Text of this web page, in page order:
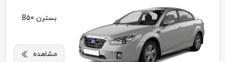
بسترن B50
مشاهده